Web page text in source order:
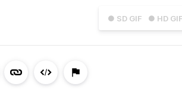
● SD GIF ● HD GIF